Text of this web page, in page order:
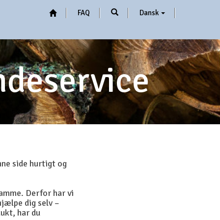
FAQ Dansk
side hurtigt og
Derfor har vi
dig selv –
har du